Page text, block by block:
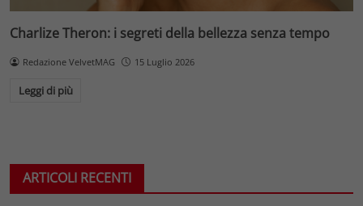
Charlize Theron: i segreti della bellezza senza tempo
Redazione VelvetMAG 15 Luglio 2026
Leggi di più
ARTICOLI RECENTI